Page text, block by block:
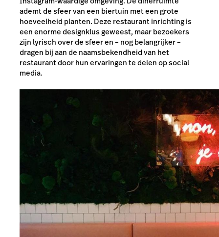
ademt de sfeer van een biertuin met een grote
hoeveelheid planten. Deze restaurant inrichting is
een enorme designklus geweest, maar bezoekers
zijn lyrisch over de sfeer en – nog belangrijker –
dragen bij aan de naamsbekendheid van het
restaurant door hun ervaringen te delen op social
media.